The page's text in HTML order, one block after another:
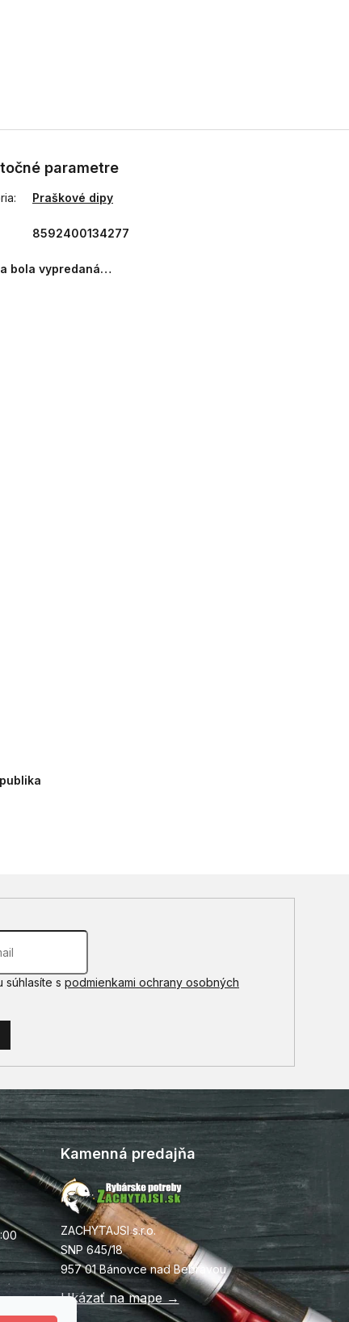
parametre
: Praškové dipy
8592400134277
bola vypredaná…
súhlasíte s podmienkami ochrany osobných
Kamenná predajňa
ZACHYTAJSI s.r.o.
SNP 645/18
957 01 Bánovce nad Bebravou
Ukázať na mape →